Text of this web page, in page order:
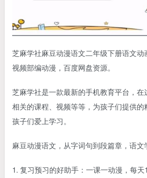
芝麻学社麻豆动漫语文二年级下册语文动
视频部编动漫，百度网盘资源。
芝麻学社是一款最新的手机教育平台，
相关的课程、视频等等，为孩子们提供的
孩子们爱上学习。
麻豆动漫语文，从字词句到段篇章，语文
1. 复习预习的好助手：一课一动漫，每天